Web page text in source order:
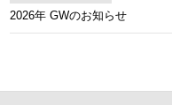
2026年 GWのお知らせ